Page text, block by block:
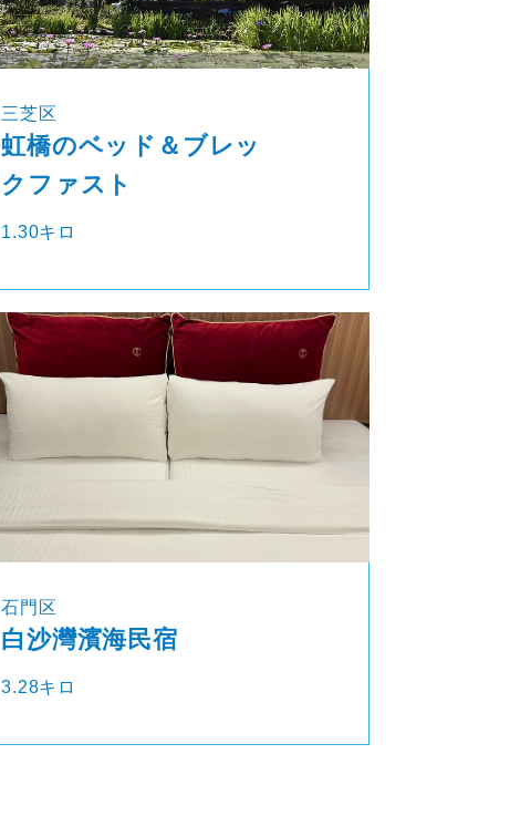
三芝区
虹橋のベッド＆ブレッ
クファスト
1.30キロ
石門区
白沙灣濱海民宿
3.28キロ